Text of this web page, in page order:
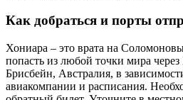
Как добраться и порты
Хониара – это врата на
попасть из любой точки мира
Брисбейн, Австралия, в
авиакомпании и расписания.